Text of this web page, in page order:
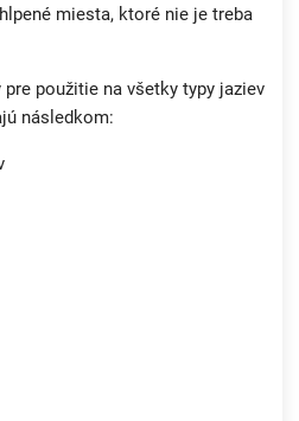
miesta, ktoré nie je treba
použitie na všetky typy jaziev
následkom: